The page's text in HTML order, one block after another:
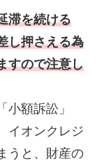
滞を続ける
し押さえる為
すので注意し
額訴訟」
イオンクレジ
うと、財産の